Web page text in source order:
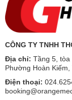
CÔNG TY TNHH
Địa chỉ: Tầng 5, tòa
Phường Hoàn
Điện thoại: